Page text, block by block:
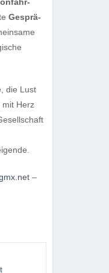
Gesprä­
die Lust
mit Herz
–